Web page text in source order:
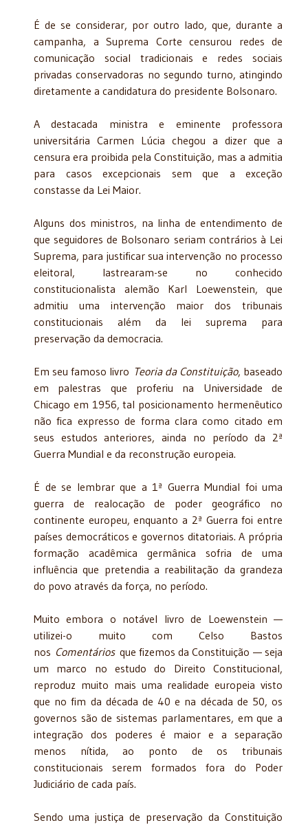
É de se considerar, por outro lado, que, durante a
campanha, a Suprema Corte censurou redes de
comunicação social tradicionais e redes sociais
privadas conservadoras no segundo turno, atingindo
diretamente a candidatura do presidente Bolsonaro.
A destacada ministra e eminente professora
universitária Carmen Lúcia chegou a dizer que a
censura era proibida pela Constituição, mas a admitia
para casos excepcionais sem que a exceção
constasse da Lei Maior.
Alguns dos ministros, na linha de entendimento de
que seguidores de Bolsonaro seriam contrários à Lei
Suprema, para justificar sua intervenção no processo
eleitoral, lastrearam-se no conhecido
constitucionalista alemão Karl Loewenstein, que
admitiu uma intervenção maior dos tribunais
constitucionais além da lei suprema para
preservação da democracia.
Em seu famoso livro Teoria da Constituição, baseado
em palestras que proferiu na Universidade de
Chicago em 1956, tal posicionamento hermenêutico
não fica expresso de forma clara como citado em
seus estudos anteriores, ainda no período da 2ª
Guerra Mundial e da reconstrução europeia.
É de se lembrar que a 1ª Guerra Mundial foi uma
guerra de realocação de poder geográfico no
continente europeu, enquanto a 2ª Guerra foi entre
países democráticos e governos ditatoriais. A própria
formação acadêmica germânica sofria de uma
influência que pretendia a reabilitação da grandeza
do povo através da força, no período.
Muito embora o notável livro de Loewenstein —
utilizei-o muito com Celso Bastos
nos Comentáriosque fizemos da Constituição — seja
um marco no estudo do Direito Constitucional,
reproduz muito mais uma realidade europeia visto
que no fim da década de 40 e na década de 50, os
governos são de sistemas parlamentares, em que a
integração dos poderes é maior e a separação
menos nítida, ao ponto de os tribunais
constitucionais serem formados fora do Poder
Judiciário de cada país.
Sendo uma justiça de preservação da Constituição